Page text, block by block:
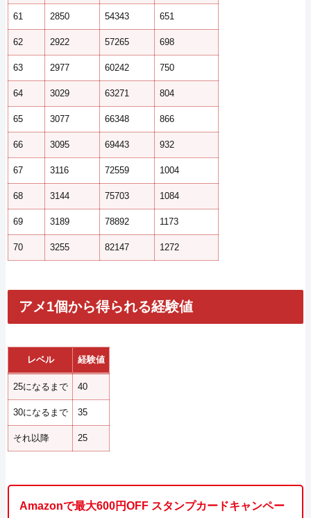
61 2850 54343 651
62 2922 57265 698
63 2977 60242 750
64 3029 63271 804
65 3077 66348 866
66 3095 69443 932
67 3116 72559 1004
68 3144 75703 1084
69 3189 78892 1173
70 3255 82147 1272
アメ1個から得られる経験値
レベル 経験値
25になるまで 40
30になるまで 35
それ以降 25
Amazonで最大600円OFF スタンプカードキャンペー